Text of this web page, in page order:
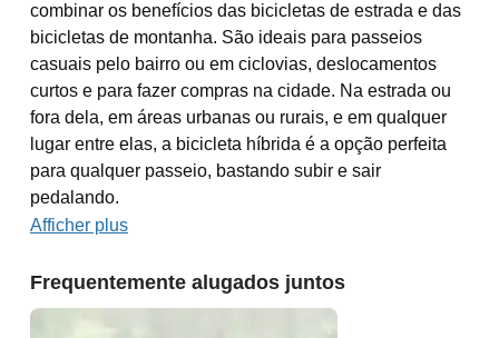
combinar os benefícios das bicicletas de estrada e das
bicicletas de montanha. São ideais para passeios
casuais pelo bairro ou em ciclovias, deslocamentos
curtos e para fazer compras na cidade. Na estrada ou
fora dela, em áreas urbanas ou rurais, e em qualquer
lugar entre elas, a bicicleta híbrida é a opção perfeita
para qualquer passeio, bastando subir e sair
pedalando.
Afficher plus
Frequentemente alugados juntos